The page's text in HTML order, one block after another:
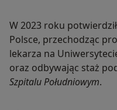
W 2023 roku
Polsce, przechodząc
lekarza na
oraz odbywając staż
Szpitalu Południowym.